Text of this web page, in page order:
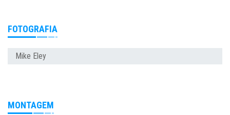
FOTOGRAFIA
Mike Eley
MONTAGEM